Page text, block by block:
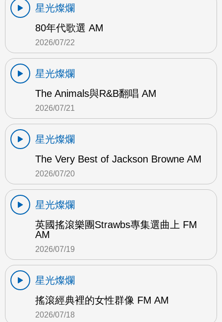
星光燦爛
80年代歌選 AM
2026/07/22
星光燦爛
The Animals與R&B翻唱 AM
2026/07/21
星光燦爛
The Very Best of Jackson Browne AM
2026/07/20
星光燦爛
英國搖滾樂團Strawbs專集選曲上 FM
AM
2026/07/19
星光燦爛
搖滾經典裡的女性群像 FM AM
2026/07/18